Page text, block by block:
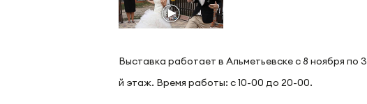
Выставка работает в Альметьевске с 8 ноября
й этаж. Время работы: с 10-00 до 20-00.